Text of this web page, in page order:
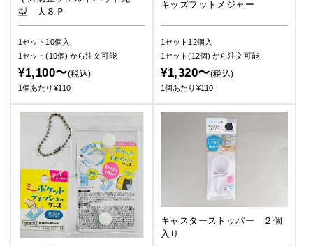
型 大８Ｐ
1セット10個入
1セット(10個)から注文可能
¥1,100〜(税込)
1個あたり¥110
キッズフットメジャー
1セット12個入
1セット(12個)から注文可能
¥1,320〜(税込)
1個あたり¥110
キャスターストッパー ２個
入り